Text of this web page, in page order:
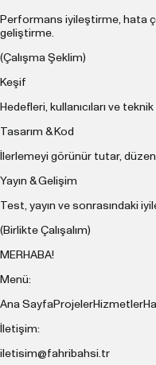
Performans iyileştirme, hata
geliştirme.
(Çalışma Şeklim)
Keşif
Hedefleri, kullanıcıları ve
Tasarım & Kod
İlerlemeyi görünür tutar,
Yayın & Gelişim
Test, yayın ve sonrasındaki
(Birlikte Çalışalım)
MERHABA!
Menü:
Ana SayfaProjelerHizmetler
İletişim:
iletisim@fahribahsi.tr